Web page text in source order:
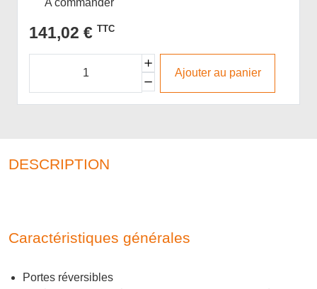
141,02 € TTC
Ajouter au panier
DESCRIPTION
Caractéristiques générales
Portes réversibles